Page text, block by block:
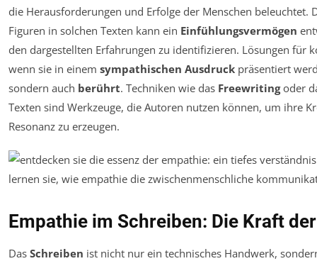
die Herausforderungen und Erfolge der Menschen beleuchtet.
Figuren in solchen Texten kann ein Einfühlungsvermögen
den dargestellten Erfahrungen zu identifizieren. Lösungen für
wenn sie in einem sympathischen Ausdruck präsentiert
sondern auch berührt. Techniken wie das Freewritingoder
Texten sind Werkzeuge, die Autoren nutzen können, um ihre
Resonanz zu erzeugen.
Empathie im Schreiben: Die Kraft
Das Schreiben ist nicht nur ein technisches Handwerk,